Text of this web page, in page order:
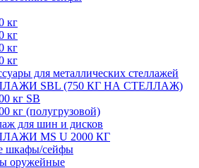
кг
кг
кг
кг
для металлических стеллажей
SBL (750 КГ НА СТЕЛЛАЖ)
кг SB
кг (полугрузовой)
для шин и дисков
MS U 2000 КГ
шкафы/сейфы
оружейные